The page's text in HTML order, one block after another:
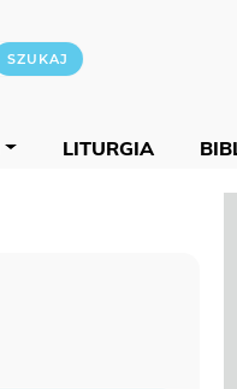
LITURGIA